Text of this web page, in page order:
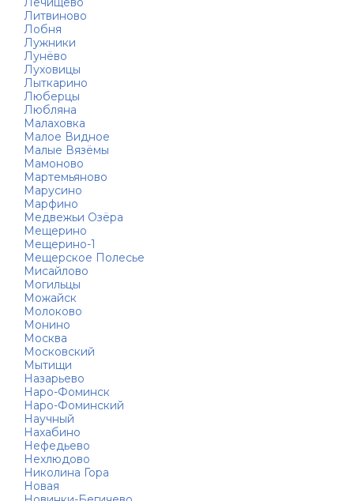
Литвиново
Лобня
Лужники
Лунёво
Луховицы
Лыткарино
Люберцы
Любляна
Малаховка
Малое Видное
Малые Вязёмы
Мамоново
Мартемьяново
Марусино
Марфино
Медвежьи Озёра
Мещерино
Мещерино-1
Мещерское Полесье
Мисайлово
Могильцы
Можайск
Молоково
Монино
Москва
Московский
Мытищи
Назарьево
Наро-Фоминск
Наро-Фоминский
Научный
Нахабино
Нефедьево
Нехлюдово
Николина Гора
Новая